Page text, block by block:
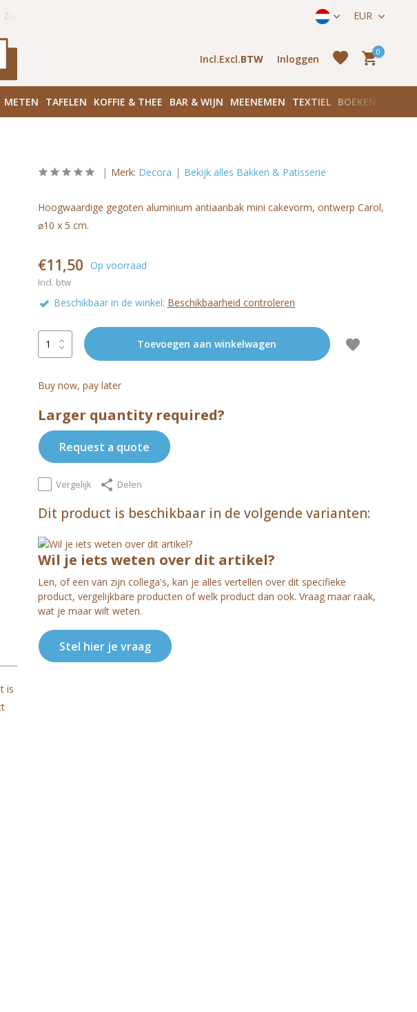
Bezoek onze winkels in
EUR
Incl.Excl.BTW Inloggen
Account
Account
0
METEN TAFELEN KOFFIE & THEE BAR & WIJN MEENEMEN TEXTIEL BOEKEN
is
Merk: Decora Bekijk alles Bakken & Patisserie
Hoogwaardige gegoten aluminium antiaanbak mini cakevorm, ontwerp Carol,
⌀10 x 5 cm.
€11,50 Op voorraad
Incl. btw
Beschikbaar in de winkel: Beschikbaarheid controleren
Toevoegen aan winkelwagen
Buy now, pay later
Larger quantity required?
Request a quote
Vergelijk Delen
Dit product is beschikbaar in de volgende varianten:
Wil je iets weten over dit artikel?
Len, of een van zijn collega's, kan je alles vertellen over dit specifieke
product, vergelijkbare producten of welk product dan ook. Vraag maar raak,
wat je maar wilt weten.
Stel hier je vraag